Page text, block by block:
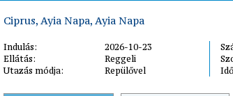
Ciprus, Ayia Napa, Ayia Napa
Indulás:
2026-10-23
Ellátás:
Reggeli
Utazás módja:
Repülővel